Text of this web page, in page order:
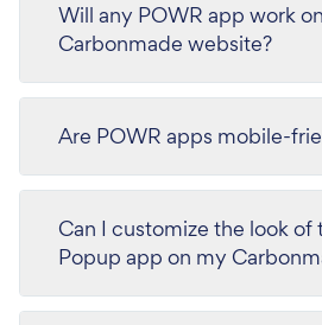
Will any POWR app work
Carbonmade website?
Are POWR apps mobile-
Can I customize the look of
Popup app on my